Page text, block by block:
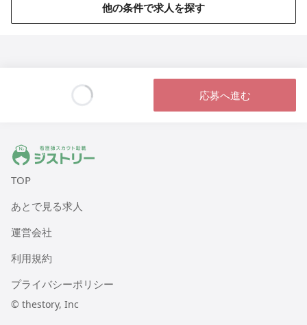
ヒューマンライフケア 八尾の湯
ヒューマンライフケア 鶴の湯（デイサービス）
東京都江東区冬木22-24 1階
ヒューマンライフケア中村橋の宿
ヒューマンライフケア町田木曽ホスピスホーム
ヒューマンライフケア 灘の湯
他の条件で求人を探す
応募へ進む
ジストリー 看護師の転職マッチング
TOP
あとで見る求人
運営会社
利用規約
プライバシーポリシー
© thestory, Inc